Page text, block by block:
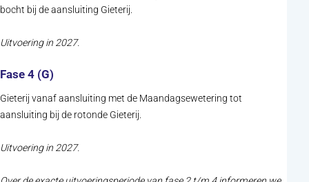
bocht bij de aansluiting Gieterij.
Uitvoering in 2027.
Fase 4 (G)
Gieterij vanaf aansluiting met de Maandagsewetering tot
aansluiting bij de rotonde Gieterij.
Uitvoering in 2027.